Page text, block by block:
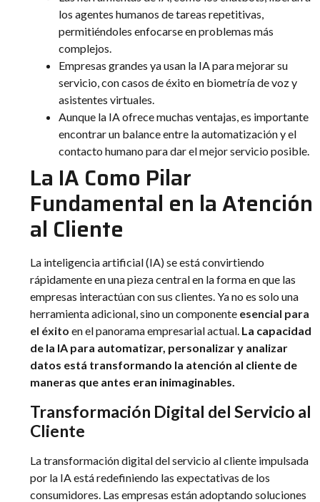
los agentes humanos de tareas repetitivas,
permitiéndoles enfocarse en problemas más
complejos.
Empresas grandes ya usan la IA para mejorar su
servicio, con casos de éxito en biometría de voz y
asistentes virtuales.
Aunque la IA ofrece muchas ventajas, es importante
encontrar un balance entre la automatización y el
contacto humano para dar el mejor servicio posible.
La IA Como Pilar
Fundamental en la Atención
al Cliente
La inteligencia artificial (IA) se está convirtiendo
rápidamente en una pieza central en la forma en que las
empresas interactúan con sus clientes. Ya no es solo una
herramienta adicional, sino un componente esencial para
el éxito en el panorama empresarial actual. La capacidad
de la IA para automatizar, personalizar y analizar
datos está transformando la atención al cliente de
maneras que antes eran inimaginables.
Transformación Digital del Servicio al
Cliente
La transformación digital del servicio al cliente impulsada
por la IA está redefiniendo las expectativas de los
consumidores. Las empresas están adoptando soluciones